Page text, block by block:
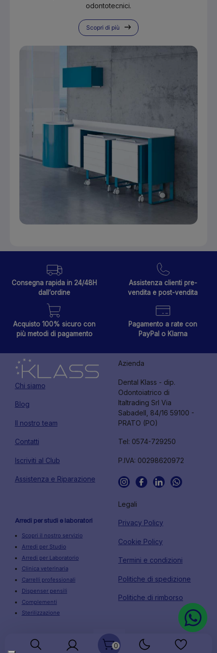
odontotecnici.
Scopri di più
0
Consegna rapida in 24/48H
dall’ordine
Assistenza clienti pre-
vendita e post-vendita
Acquisto 100% sicuro con
più metodi di pagamento
Pagamento a rate con
PayPal o Klarna
Chi siamo
Blog
Il nostro team
Contatti
Iscriviti al Club
Assistenza e Riparazione
Azienda
Dental Klass - dip.
Odontoiatrico di
Italtrading Srl Via
Sabadell, 84/16 59100 -
PRATO (PO)
Tel: 0574-729250
P.IVA: 00298620972
Arredi per studi e laboratori
Scopri il nostro servizio
Arredi per Studio
Arredi per Laboratorio
Clinica veterinaria
Carrelli professionali
Dispenser pensili
Complementi
Sterilizzazione
Legali
Privacy Policy
Cookie Policy
Termini e condizioni
Politiche di spedizione
Politiche di rimborso